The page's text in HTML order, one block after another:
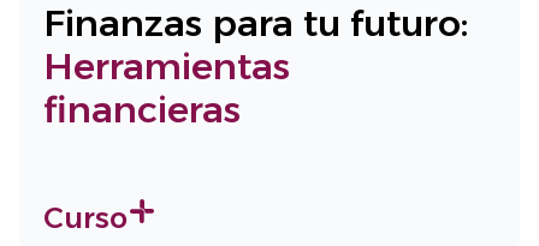
Finanzas para tu futuro:
Herramientas
financieras
Curso